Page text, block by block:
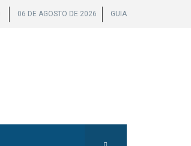
06 DE AGOSTO DE 2026 GUIA